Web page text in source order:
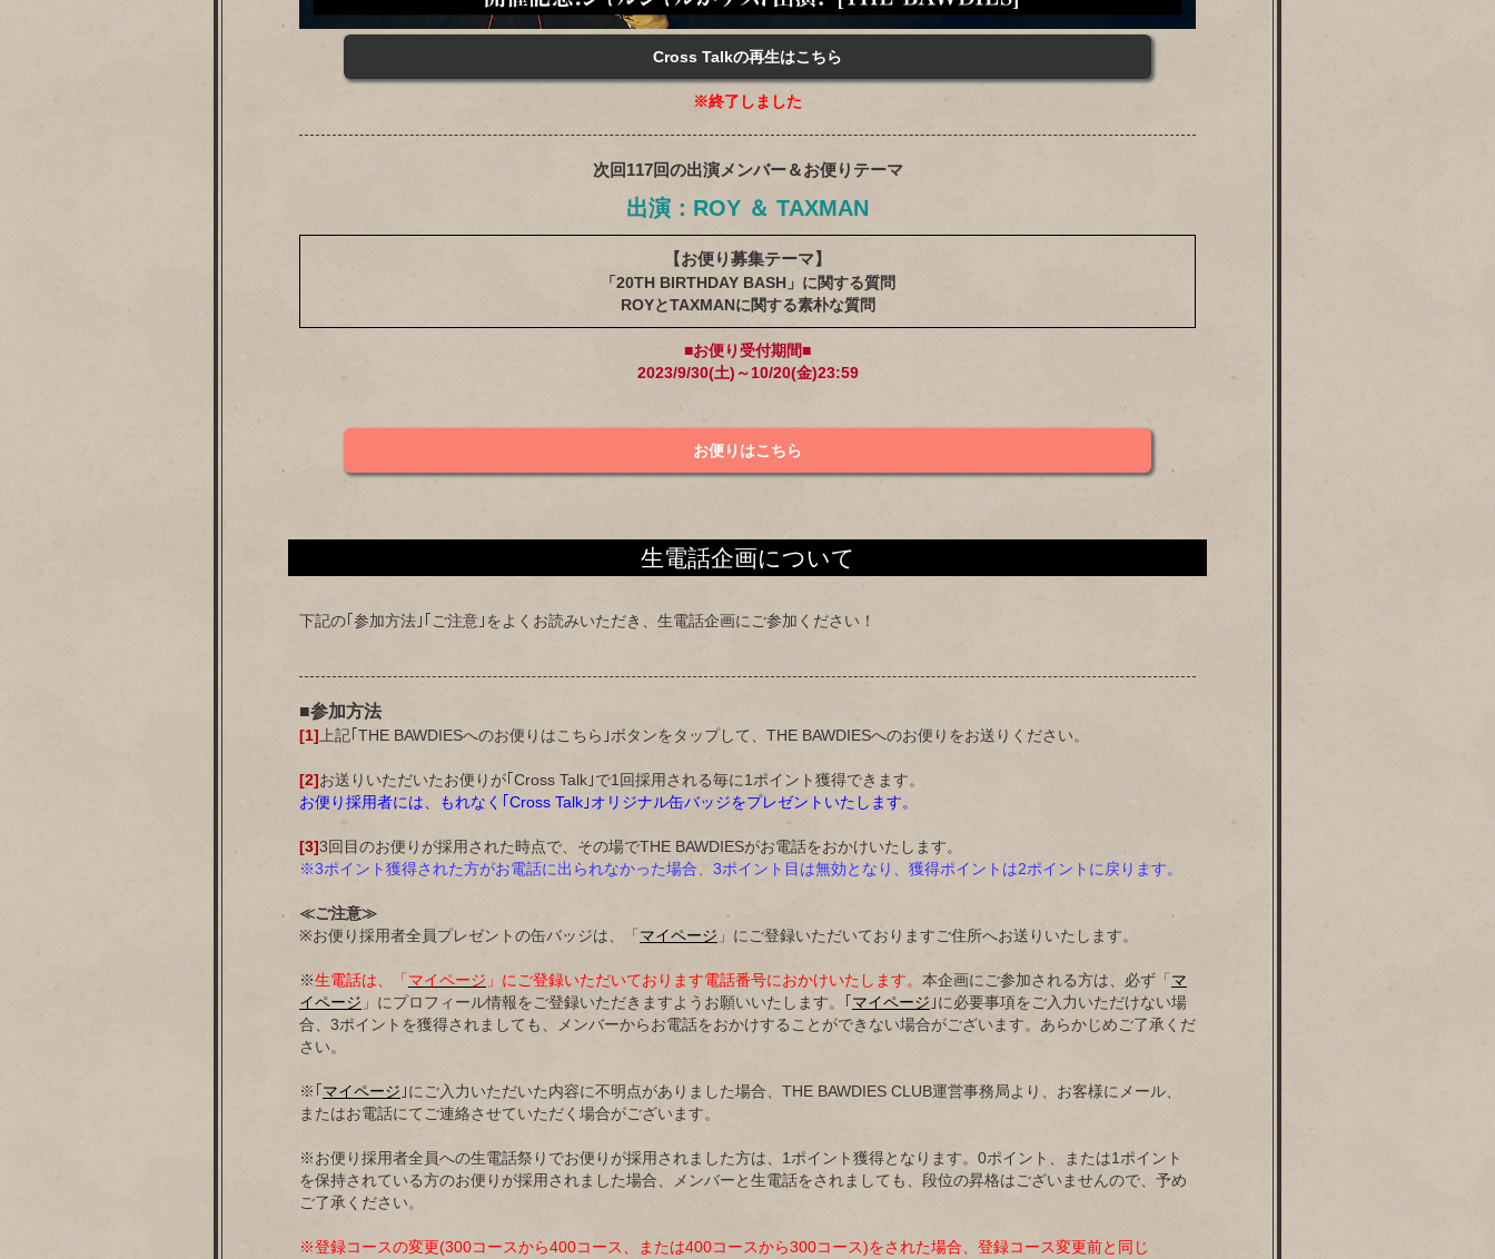
Cross Talkの再生はこちら
※終了しました
次回117回の出演メンバー＆お便りテーマ
出演：ROY ＆ TAXMAN
【お便り募集テーマ】
「20TH BIRTHDAY BASH」に関する質問
ROYとTAXMANに関する素朴な質問
■お便り受付期間■
2023/9/30(土)～10/20(金)23:59
お便りはこちら
生電話企画について
下記の｢参加方法｣｢ご注意｣をよくお読みいただき、生電話企画にご参加ください！
■参加方法
[1]上記｢THE BAWDIESへのお便りはこちら｣ボタンをタップして、THE BAWDIESへのお便りをお送りください。
[2]お送りいただいたお便りが｢Cross Talk｣で1回採用される毎に1ポイント獲得できます。
お便り採用者には、もれなく｢Cross Talk｣オリジナル缶バッジをプレゼントいたします。
[3]3回目のお便りが採用された時点で、その場でTHE BAWDIESがお電話をおかけいたします。
※3ポイント獲得された方がお電話に出られなかった場合、3ポイント目は無効となり、獲得ポイントは2ポイントに戻ります。
≪ご注意≫
※お便り採用者全員プレゼントの缶バッジは、「マイページ 」にご登録いただいておりますご住所へお送りいたします。
※生電話は、「マイページ 」にご登録いただいております電話番号におかけいたします。 本企画にご参加される方は、必ず「 マ
イページ 」にプロフィール情報をご登録いただきますようお願いいたします。｢ マイページ ｣に必要事項をご入力いただけない場
合、3ポイントを獲得されましても、メンバーからお電話をおかけすることができない場合がございます。あらかじめご了承くだ
さい。
※｢ マイページ ｣にご入力いただいた内容に不明点がありました場合、THE BAWDIES CLUB運営事務局より、お客様にメール、
またはお電話にてご連絡させていただく場合がございます。
※お便り採用者全員への生電話祭りでお便りが採用されました方は、1ポイント獲得となります。0ポイント、または1ポイント
を保持されている方のお便りが採用されました場合、メンバーと生電話をされましても、段位の昇格はございませんので、予め
ご了承ください。
※登録コースの変更(300コースから400コース、または400コースから300コース)をされた場合、登録コース変更前と同じ